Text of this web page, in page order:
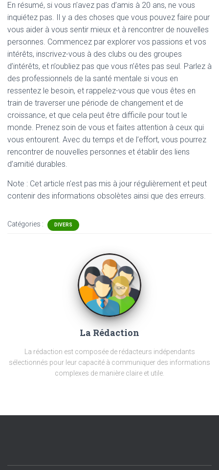
En résumé, si vous n’avez pas d’amis à 20 ans, ne vous
inquiétez pas. Il y a des choses que vous pouvez faire pour
vous aider à vous sentir mieux et à rencontrer de nouvelles
personnes. Commencez par explorer vos passions et vos
intérêts, inscrivez-vous à des clubs ou des groupes
d’intérêts, et n’oubliez pas que vous n’êtes pas seul. Parlez à
des professionnels de la santé mentale si vous en
ressentez le besoin, et rappelez-vous que vous êtes en
train de traverser une période de changement et de
croissance, et que cela peut être difficile pour tout le
monde. Prenez soin de vous et faites attention à ceux qui
vous entourent. Avec du temps et de l’effort, vous pourrez
rencontrer de nouvelles personnes et établir des liens
d’amitié durables.
Note : Cet article n'est pas mis à jour régulièrement et peut
contenir des informations obsolètes ainsi que des erreurs.
Catégories : DIVERS
La Rédaction
La rédaction est composée de rédacteurs indépendants
sélectionnés pour leur capacité à communiquer des informations
complexes de manière claire et utile.